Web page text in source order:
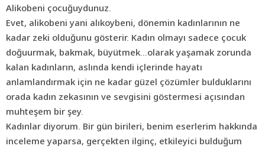
Alikobeni çocuğuydunuz.
Evet, alikobeni yani alıkoybeni, dönemin kadınlarının ne
kadar zeki olduğunu gösterir. Kadın olmayı sadece çocuk
doğuurmak, bakmak, büyütmek…olarak yaşamak zorunda
kalan kadınların, aslında kendi içlerinde hayatı
anlamlandırmak için ne kadar güzel çözümler bulduklarını
orada kadın zekasının ve sevgisini göstermesi açısından
muhteşem bir şey.
Kadınlar diyorum. Bir gün birileri, benim eserlerim hakkında
inceleme yaparsa, gerçekten ilginç, etkileyici bulduğum